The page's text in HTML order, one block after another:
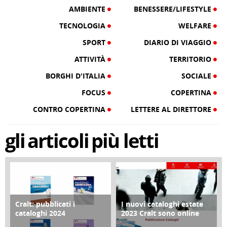
AMBIENTE
BENESSERE/LIFESTYLE
TECNOLOGIA
WELFARE
SPORT
DIARIO DI VIAGGIO
ATTIVITÀ
TERRITORIO
BORGHI D'ITALIA
SOCIALE
FOCUS
COPERTINA
CONTRO COPERTINA
LETTERE AL DIRETTORE
gliarticolipiù letti
COPERTINA
Cralt: pubblicati i
cataloghi 2024
CONTRO COPERTINA
I nuovi cataloghi estate
2023 Cralt sono online